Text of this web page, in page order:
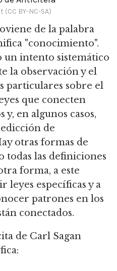
BY-NC-SA)
de la palabra
"conocimiento".
un intento sistemático
la observación y el
particulares sobre el
que conecten
y, en algunos casos,
de
otras formas de
todas las definiciones
forma, a este
leyes específicas y a
patrones en los
conectados.
de Carl Sagan